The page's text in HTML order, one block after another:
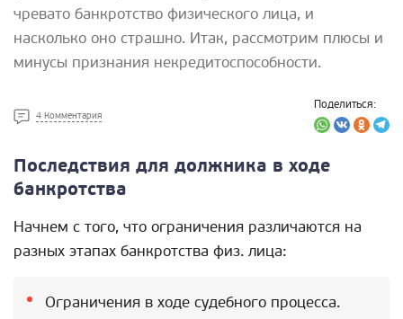
чревато банкротство физического лица, и
насколько оно страшно. Итак, рассмотрим плюсы и
минусы признания некредитоспособности.
4 Комментария
Поделиться:
Последствия для должника в ходе
банкротства
Начнем с того, что ограничения различаются на
разных этапах банкротства физ. лица:
Ограничения в ходе судебного процесса.